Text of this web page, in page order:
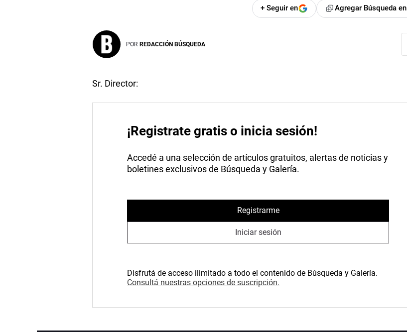
+ Seguir en Agregar Búsqueda en
POR REDACCIÓN BÚSQUEDA
Sr. Director:
¡Registrate gratis o inicia sesión!
Accedé a una selección de artículos gratuitos, alertas de noticias y
boletines exclusivos de Búsqueda y Galería.
Registrarme
Iniciar sesión
Disfrutá de acceso ilimitado a todo el contenido de Búsqueda y Galería.
Consultá nuestras opciones de suscripción.